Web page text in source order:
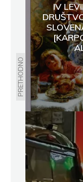
PRETHODNO
IV